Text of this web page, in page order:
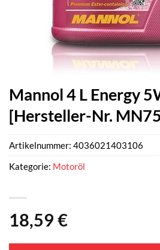
Mannol 4 L Energy
[Hersteller-Nr.
18,59 €
Artikelnummer: 4036021403106
Kategorie: Motoröl